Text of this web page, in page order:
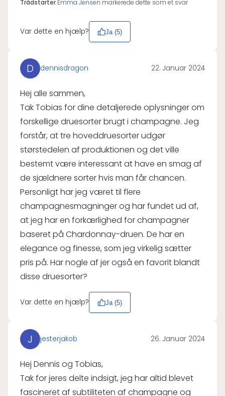
Trådstarter Emma Jensen markerede dette som et svar
Var dette en hjælp? Ja (5)
D dennisdragon 22. Januar 2024
Hej alle sammen,
Tak Tobias for dine detaljerede oplysninger om
forskellige druesorter brugt i champagne. Jeg
forstår, at tre hoveddruesorter udgør
størstedelen af produktionen og det ville
bestemt være interessant at have en smag af
de sjældnere sorter hvis man får chancen.
Personligt har jeg været til flere
champagnesmagninger og har fundet ud af,
at jeg har en forkærlighed for champagner
baseret på Chardonnay-druen. De har en
elegance og finesse, som jeg virkelig sætter
pris på. Har nogle af jer også en favorit blandt
disse druesorter?
Var dette en hjælp? Ja (5)
J jesterjakob 26. Januar 2024
Hej Dennis og Tobias,
Tak for jeres delte indsigt, jeg har altid blevet
fascineret af subtiliteten af ​​champagne og